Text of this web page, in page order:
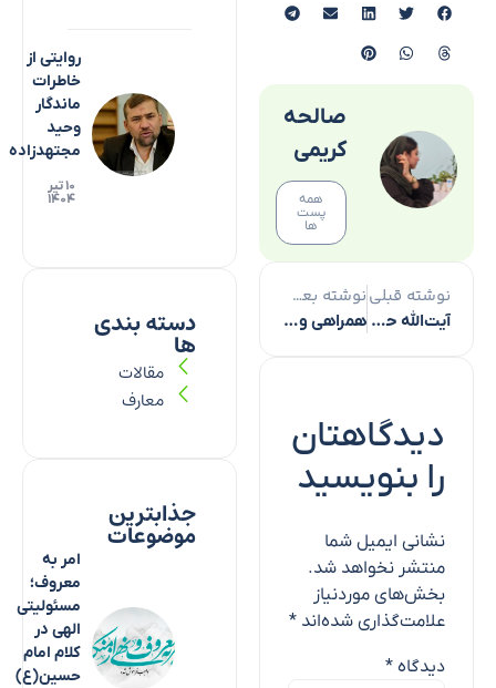
صالحه
کریمی
همه
پست
ها
نوشته قبلی
آیت‌الله حجتی، الگوی تمام عیار استاد دانشگاه اسلامی
نوشته بعدی
همراهی و انس با ولی خدا از دستورات مهم قرآن کریم است
دیدگاهتان
را بنویسید
نشانی ایمیل شما
منتشر نخواهد شد.
بخش‌های موردنیاز
علامت‌گذاری شده‌اند *
دیدگاه *
روایتی از
خاطرات
ماندگار
وحید
مجتهدزاده
۱۰ تیر
۱۴۰۴
دسته بندی
ها
مقالات
معارف
جذابترین
موضوعات
امر به
معروف؛
مسئولیتی
الهی در
کلام امام
حسین(ع)